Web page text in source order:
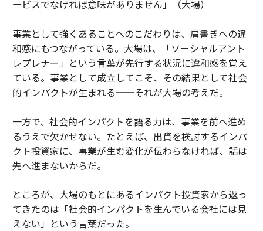
ービスでなければ意味がありません」（大場）
事業として強くあることへのこだわりは、肩書きへの違
和感にもつながっている。大場は、「ソーシャルアント
レプレナー」という言葉が先行する状況に違和感を覚え
ている。事業として成立してこそ、その結果として社会
的インパクトが生まれる──それが大場の考えだ。
一方で、社会的インパクトを語る力は、事業を前へ進め
るうえで欠かせない。たとえば、出資を検討するインパ
クト投資家に、事業が生む変化が伝わらなければ、話は
先へ進まないからだ。
ところが、大場のもとにあるインパクト投資家から返っ
てきたのは「社会的インパクトを生んでいる会社には見
えない」という言葉だった。